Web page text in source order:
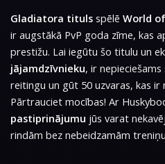
Gladiatora tituls spēlē World
ir augstākā PvP goda zīme, kas
prestižu. Lai iegūtu šo titulu un
jājamdzīvnieku, ir
reitingu un gūt 50 uzvaras, kas ir
Pārtrauciet mocības! Ar
pastiprinājumu jūs varat
rindām bez nebeidzamām